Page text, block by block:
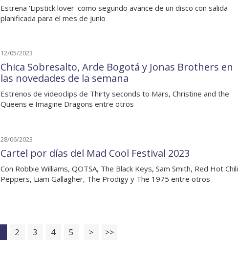
Estrena 'Lipstick lover' como segundo avance de un disco con salida
planificada para el mes de junio
12/05/2023
Chica Sobresalto, Arde Bogotá y Jonas Brothers en
las novedades de la semana
Estrenos de videoclips de Thirty seconds to Mars, Christine and the
Queens e Imagine Dragons entre otros
28/06/2023
Cartel por días del Mad Cool Festival 2023
Con Robbie Williams, QOTSA, The Black Keys, Sam Smith, Red Hot Chili
Peppers, Liam Gallagher, The Prodigy y The 1975 entre otros
2 3 4 5 > >>